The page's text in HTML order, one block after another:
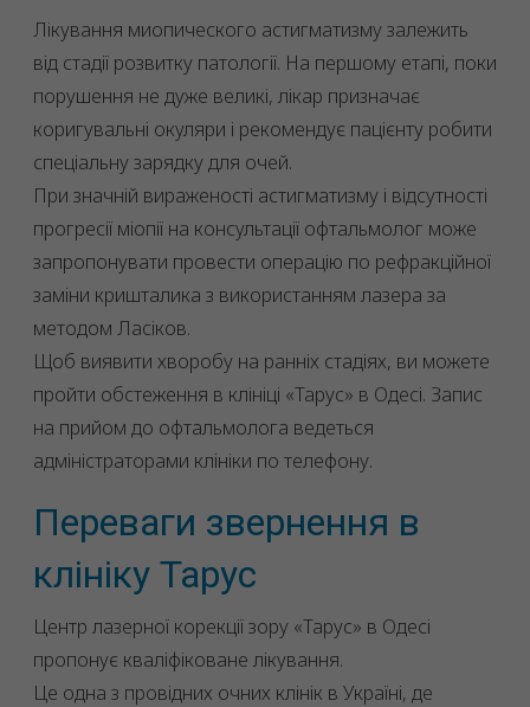
Лікування миопического астигматизму залежить
від стадії розвитку патології. На першому етапі, поки
порушення не дуже великі, лікар призначає
коригувальні окуляри і рекомендує пацієнту робити
спеціальну зарядку для очей.
При значній вираженості астигматизму і відсутності
прогресії міопії на консультації офтальмолог може
запропонувати провести операцію по рефракційної
заміни кришталика з використанням лазера за
методом Ласіков.
Щоб виявити хворобу на ранніх стадіях, ви можете
пройти обстеження в клініці «Тарус» в Одесі. Запис
на прийом до офтальмолога ведеться
адміністраторами клініки по телефону.
Переваги звернення в
клініку Тарус
Центр лазерної корекції зору «Тарус» в Одесі
пропонує кваліфіковане лікування.
Це одна з провідних очних клінік в Україні, де